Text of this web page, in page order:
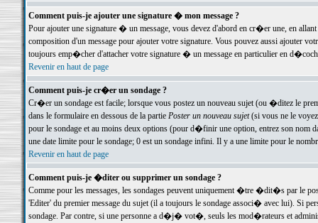
Comment puis-je ajouter une signature � mon message ?
Pour ajouter une signature � un message, vous devez d'abord en cr�er une, en
composition d'un message pour ajouter votre signature. Vous pouvez aussi ajouter
toujours emp�cher d'attacher votre signature � un message en particulier en
Revenir en haut de page
Comment puis-je cr�er un sondage ?
Cr�er un sondage est facile; lorsque vous postez un nouveau sujet (ou �ditez le
dans le formulaire en dessous de la partie Poster un nouveau sujet(si vous ne le voyez
pour le sondage et au moins deux options (pour d�finir une option, entrez son nom
une date limite pour le sondage; 0 est un sondage infini. Il y a une limite pour le
Revenir en haut de page
Comment puis-je �diter ou supprimer un sondage ?
Comme pour les messages, les sondages peuvent uniquement �tre �dit�s par le
'Editer' du premier message du sujet (il a toujours le sondage associ� avec lui). Si
sondage. Par contre, si une personne a d�j� vot�, seuls les mod�rateurs et